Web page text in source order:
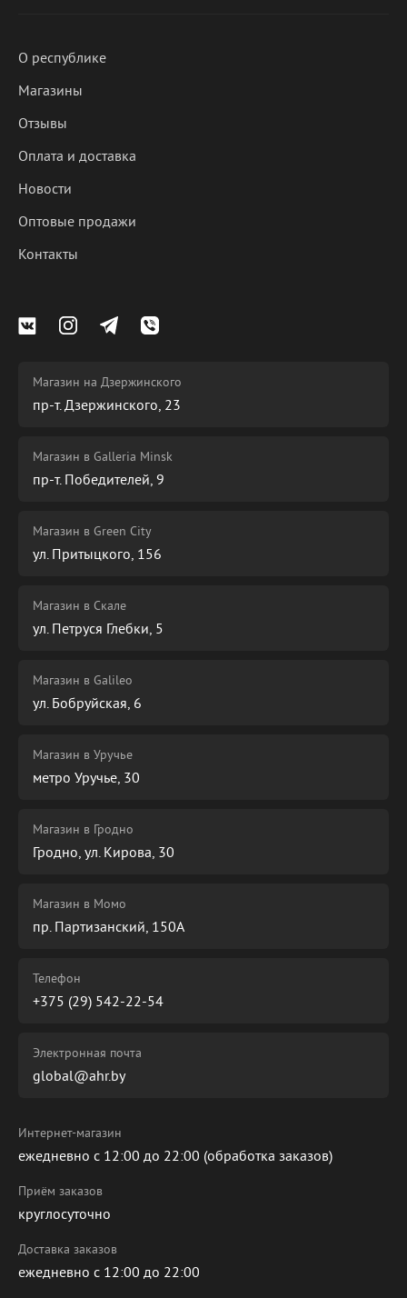
О республике
Магазины
Отзывы
Оплата и доставка
Новости
Оптовые продажи
Контакты
Магазин на Дзержинского
пр-т. Дзержинского, 23
Магазин в Galleria Minsk
пр-т. Победителей, 9
Магазин в Green City
ул. Притыцкого, 156
Магазин в Скале
ул. Петруся Глебки, 5
Магазин в Galileo
ул. Бобруйская, 6
Магазин в Уручье
метро Уручье, 30
Магазин в Гродно
Гродно, ул. Кирова, 30
Магазин в Момо
пр. Партизанский, 150А
Телефон
+375 (29) 542-22-54
Электронная почта
global@ahr.by
Интернет-магазин
ежедневно с 12:00 до 22:00 (обработка заказов)
Приём заказов
круглосуточно
Доставка заказов
ежедневно с 12:00 до 22:00